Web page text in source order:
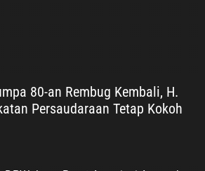
80-an Rembug Kembali, H.
Persaudaraan Tetap Kokoh